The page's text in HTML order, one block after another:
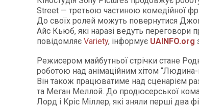
Street — третьою частиною комедійної
До своїх ролей можуть повернутися
Айс Кьюб, які наразі ведуть переговори
повідомляє Variety, інформує UAINFO.org
Режисером майбутньої стрічки стане
роботою над анімаційним хітом “Людина-
Він також працюватиме над сценарієм
та Меган Меллой. До продюсерської
Лорд і Кріс Міллер, які зняли перші два